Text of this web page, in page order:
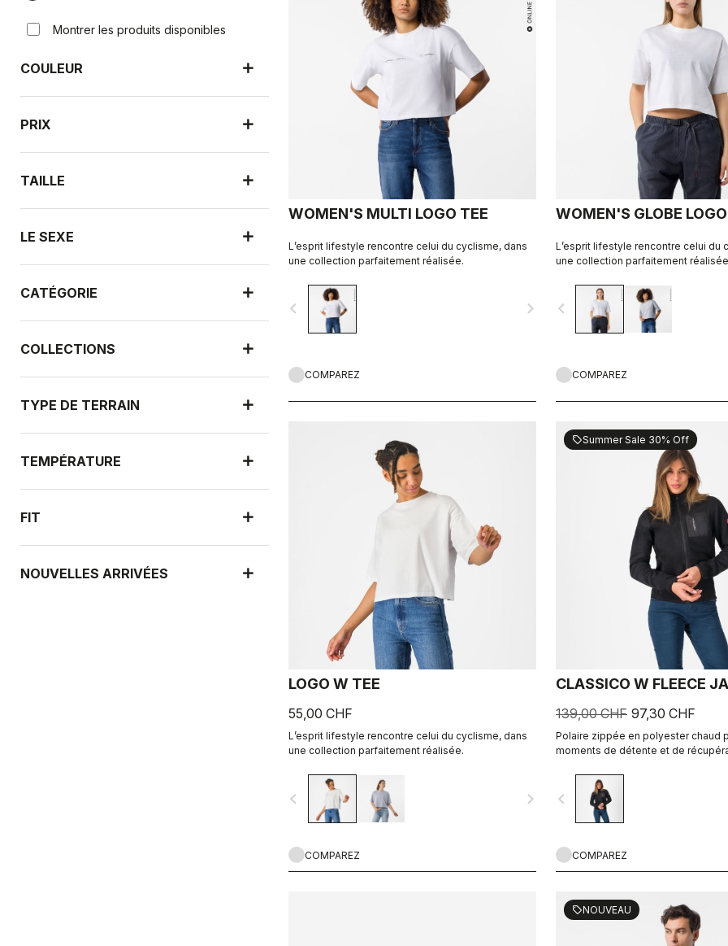
Montrer les produits disponibles
COULEUR
PRIX
TAILLE
LE SEXE
CATÉGORIE
COLLECTIONS
TYPE DE TERRAIN
TEMPÉRATURE
FIT
NOUVELLES ARRIVÉES
WOMEN'S MULTI LOGO TEE
L’esprit lifestyle rencontre celui du cyclisme, dans
une collection parfaitement réalisée.
navigate_before navigate_next
COMPAREZ
WOMEN'S GLOBE
L’esprit lifestyle rencontre celui du
une collection parfaitement
navigate_before
COMPAREZ
LOGO W TEE
55,00 CHF
L’esprit lifestyle rencontre celui du cyclisme, dans
une collection parfaitement réalisée.
navigate_before navigate_next
COMPAREZ
sellSummer Sale 30% Off
CLASSICO W FLEECE
139,00 CHF 97,30 CHF
Polaire zippée en polyester chaud
moments de détente et de
navigate_before
COMPAREZ
sellNOUVEAU